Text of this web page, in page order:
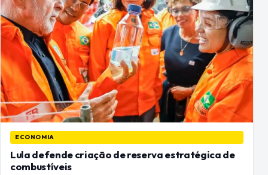
ECONOMIA
Lula defende criação de reserva estratégica de
combustíveis